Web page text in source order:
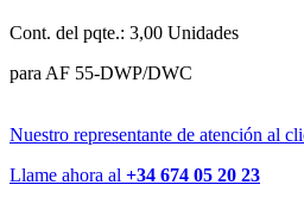
Cont. del pqte.: 3,00 Unidades
para AF 55-DWP/DWC
Nuestro representante de atención al
Llame ahora al +34 674 05 20 23